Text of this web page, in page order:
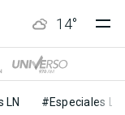
14°
LN #Especiales LN